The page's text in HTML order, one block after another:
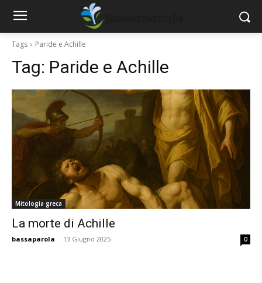
Tags Paride e Achille
Tag: Paride e Achille
Mitologia greca
La morte di Achille
bassaparola - 13 Giugno 2025 0